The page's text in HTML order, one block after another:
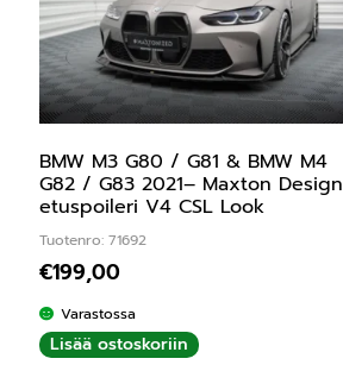
BMW M3 G80 / G81 & BMW M4
G82 / G83 2021– Maxton Design
etuspoileri V4 CSL Look
Tuotenro: 71692
€199,00
Varastossa
Lisää ostoskoriin